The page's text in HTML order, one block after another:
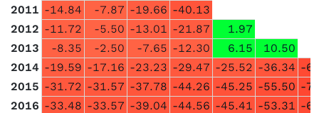
2011 -14.84 -7.87 -19.66 -40.13
2012 -11.72 -5.50 -13.01 -21.87
1.97
2013
-8.35 -2.50 -7.65 -12.30 6.15
10.50
2014 -19.59 -17.16 -23.23 -29.47 -25.52 -36.34 -
2015 -31.72 -31.57 -37.78 -44.26 -45.25 -55.50 -
2016 -33.48 -33.57 -39.04 -44.56 -45.41 -53.31 -